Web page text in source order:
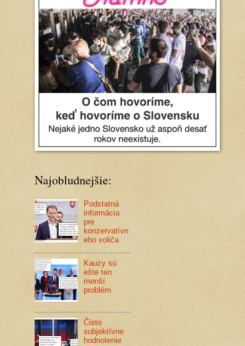
Najobludnejšie:
Podstatná
informácia
pre
konzervatívn
eho voliča
Kauzy sú
ešte ten
menší
problém
Čisto
subjektívne
hodnotenie